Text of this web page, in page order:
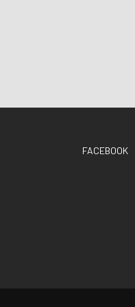
FACEBOOK